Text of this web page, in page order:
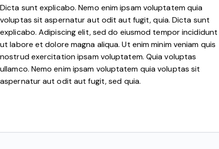
Dicta sunt explicabo. Nemo enim ipsam voluptatem quia
voluptas sit aspernatur aut odit aut fugit, quia. Dicta sunt
explicabo. Adipiscing elit, sed do eiusmod tempor incididunt
ut labore et dolore magna aliqua. Ut enim minim veniam quis
nostrud exercitation ipsam voluptatem. Quia voluptas
ullamco. Nemo enim ipsam voluptatem quia voluptas sit
aspernatur aut odit aut fugit, sed quia.